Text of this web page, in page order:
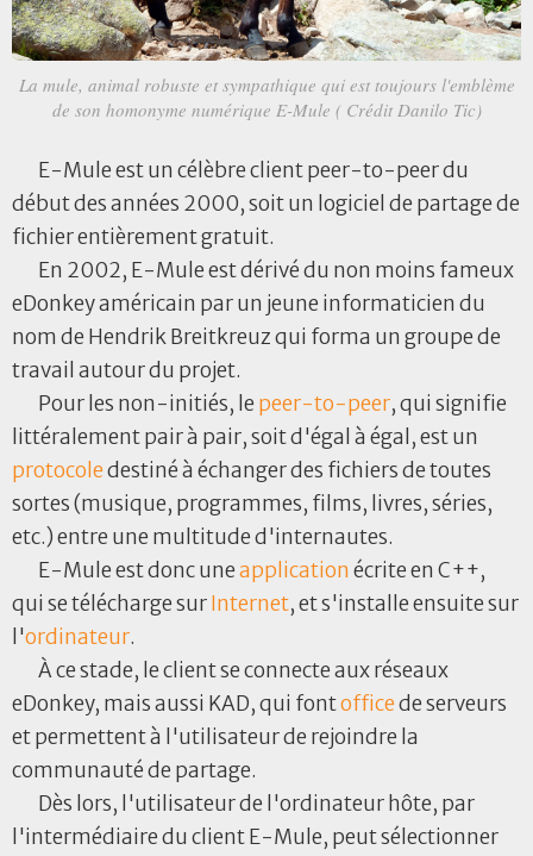
La mule, animal robuste et sympathique qui est toujours l'emblème
de son homonyme numérique E-Mule ( Crédit Danilo Tic)
E-Mule est un célèbre client peer-to-peer du
début des années 2000, soit un logiciel de partage de
fichier entièrement gratuit.
En 2002, E-Mule est dérivé du non moins fameux
eDonkey américain par un jeune informaticien du
nom de Hendrik Breitkreuz qui forma un groupe de
travail autour du projet.
Pour les non-initiés, le peer-to-peer, qui signifie
littéralement pair à pair, soit d'égal à égal, est un
protocoledestiné à échanger des fichiers de toutes
sortes (musique, programmes, films, livres, séries,
etc.) entre une multitude d'internautes.
E-Mule est donc uneapplicationécrite en C++,
qui se télécharge surInternet, et s'installe ensuite sur
l'ordinateur.
À ce stade, le client se connecte aux réseaux
eDonkey, mais aussi KAD, qui fontofficede serveurs
et permettent à l'utilisateur de rejoindre la
communauté de partage.
Dès lors, l'utilisateur de l'ordinateur hôte, par
l'intermédiaire du client E-Mule, peut sélectionner